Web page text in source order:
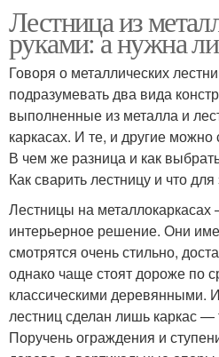
Лестница из
руками: а нужна
Говоря о металлических
подразумевать два вида
выполненные из металла и
каркасах. И те, и другие
В чем же разница и как
Как сварить лестницу и что
Лестницы на
интерьерное решение. Они
смотрятся очень стильно,
однако чаще стоят дороже по
классическими деревянными.
лестниц сделан лишь каркас —
Поручень ограждения и